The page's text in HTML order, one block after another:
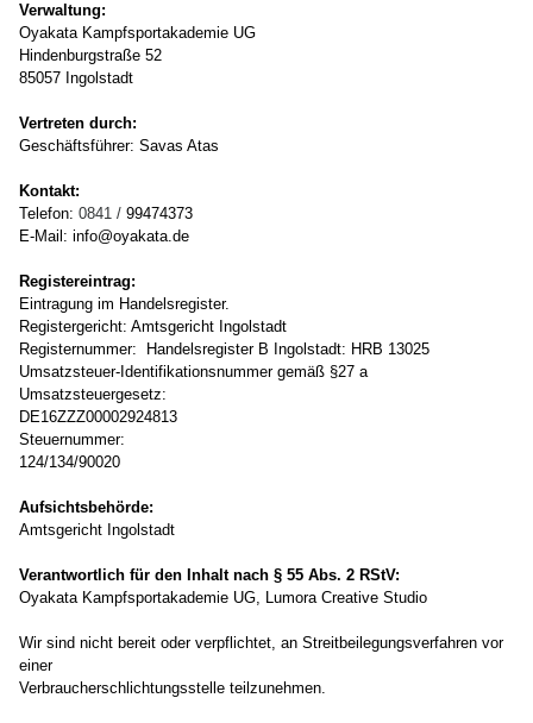
Verwaltung:
Oyakata Kampfsportakademie UG
Hindenburgstraße 52
85057 Ingolstadt
Vertreten durch:
Geschäftsführer: Savas Atas
Kontakt:
Telefon: 0841 / 99474373
E-Mail: info@oyakata.de
Registereintrag:
Eintragung im Handelsregister.
Registergericht: Amtsgericht Ingolstadt
Registernummer:
Handelsregister B Ingolstadt: HRB 13025
Umsatzsteuer-Identifikationsnummer gemäß §27 a
Umsatzsteuergesetz:
DE16ZZZ00002924813
Steuernummer:
124/134/90020
Aufsichtsbehörde:
Amtsgericht Ingolstadt
Verantwortlich für den Inhalt nach § 55 Abs. 2 RStV:
Oyakata Kampfsportakademie UG, Lumora Creative Studio
Wir sind nicht bereit oder verpflichtet, an Streitbeilegungsverfahren vor
einer
Verbraucherschlichtungsstelle teilzunehmen.